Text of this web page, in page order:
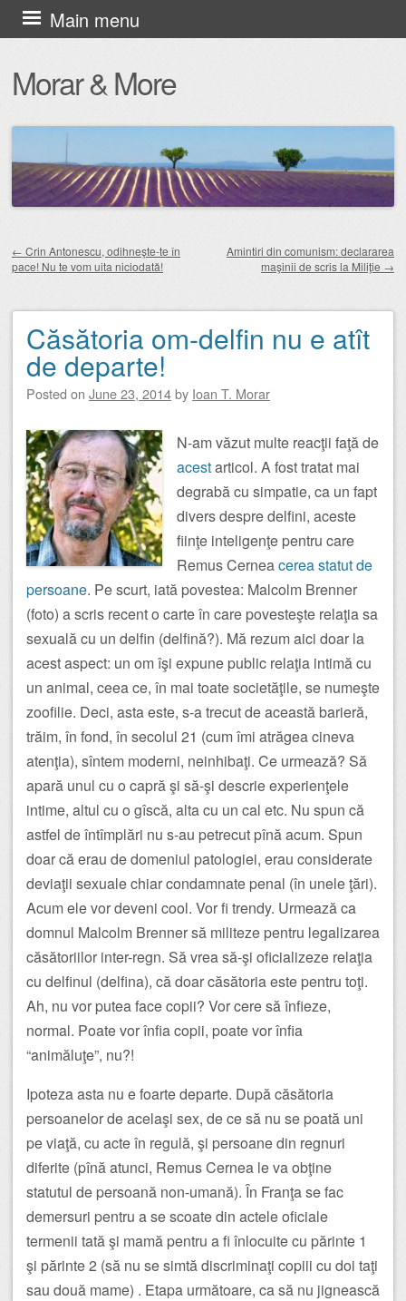
Morar & More
Main menu
Skip
to
content
Post navigation
← Crin Antonescu, odihneşte-te în
pace! Nu te vom uita niciodată!
Amintiri din comunism: declararea
maşinii de scris la Miliţie →
Căsătoria om-delfin nu e atît
de departe!
Posted on June 23, 2014by Ioan T. Morar
N-am văzut multe reacţii faţă de
acestarticol. A fost tratat mai
degrabă cu simpatie, ca un fapt
divers despre delfini, aceste
fiinţe inteligenţe pentru care
Remus Cerneacerea statut de
persoane. Pe scurt, iată povestea: Malcolm Brenner
(foto) a scris recent o carte în care povesteşte relaţia sa
sexuală cu un delfin (delfină?). Mă rezum aici doar la
acest aspect: un om îşi expune public relaţia intimă cu
un animal, ceea ce, în mai toate societăţile, se numeşte
zoofilie. Deci, asta este, s-a trecut de această barieră,
trăim, în fond, în secolul 21 (cum îmi atrăgea cineva
atenţia), sîntem moderni, neinhibaţi. Ce urmează? Să
apară unul cu o capră şi să-şi descrie experienţele
intime, altul cu o gîscă, alta cu un cal etc. Nu spun că
astfel de întîmplări nu s-au petrecut pînă acum. Spun
doar că erau de domeniul patologiei, erau considerate
deviaţii sexuale chiar condamnate penal (în unele ţări).
Acum ele vor deveni cool. Vor fi trendy. Urmează ca
domnul Malcolm Brenner să militeze pentru legalizarea
căsătoriilor inter-regn. Să vrea să-şi oficializeze relaţia
cu delfinul (delfina), că doar căsătoria este pentru toţi.
Ah, nu vor putea face copii? Vor cere să înfieze,
normal. Poate vor înfia copii, poate vor înfia
“animăluţe”, nu?!
Ipoteza asta nu e foarte departe. După căsătoria
persoanelor de acelaşi sex, de ce să nu se poată uni
pe viaţă, cu acte în regulă, şi persoane din regnuri
diferite (pînă atunci, Remus Cernea le va obţine
statutul de persoană non-umană). În Franţa se fac
demersuri pentru a se scoate din actele oficiale
termenii tată şi mamă pentru a fi înlocuite cu părinte 1
şi părinte 2 (să nu se simtă discriminaţi copiii cu doi taţi
sau două mame) . Etapa următoare, ca să nu jignească